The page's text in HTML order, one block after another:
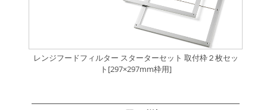
レンジフードフィルター スターターセット 取付枠２枚セッ
ト[297×297mm枠用]